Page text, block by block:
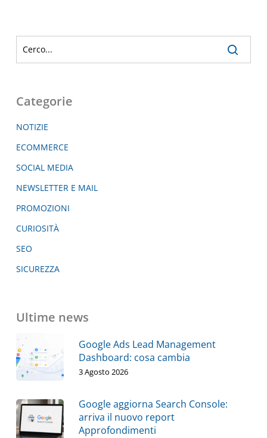
Categorie
NOTIZIE
ECOMMERCE
SOCIAL MEDIA
NEWSLETTER E MAIL
PROMOZIONI
CURIOSITÀ
SEO
SICUREZZA
Ultime news
Google Ads Lead Management
Dashboard: cosa cambia
3 Agosto 2026
Google aggiorna Search Console:
arriva il nuovo report
Approfondimenti